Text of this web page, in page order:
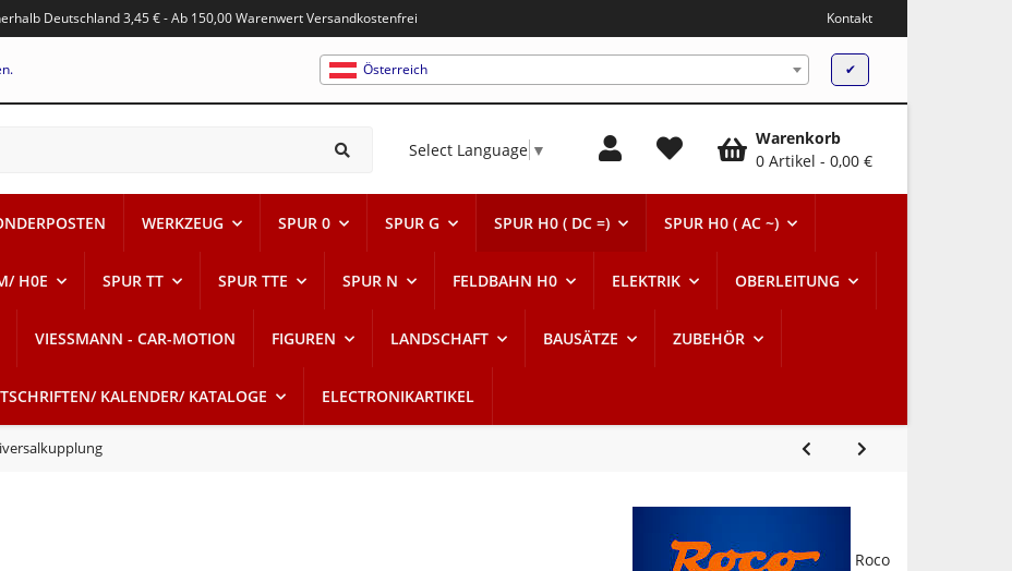
Deutschland 3,45 € - Ab 150,00 Warenwert Versandkostenfrei Kontakt
Österreich ✔
Select Language ▼
WERKZEUG SPUR 0 SPUR G SPUR H0 ( DC =) SPUR H0 ( AC ~)
H0E SPUR TT SPUR TTE SPUR N FELDBAHN H0 ELEKTRIK OBERLEITUNG
VIESSMANN - CAR-MOTION FIGUREN LANDSCHAFT BAUSÄTZE ZUBEHÖR
KALENDER/ KATALOGE ELECTRONIKARTIKEL
Warenkorb
0 Artikel
0,00 €
Roco